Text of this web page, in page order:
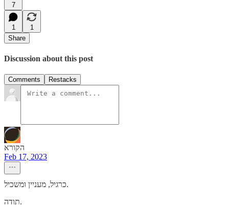
7
1
1
Share
Discussion about this post
Comments Restacks
הקורא
Feb 17, 2023
כרגיל, מעניין ומשכיל.
תודה.